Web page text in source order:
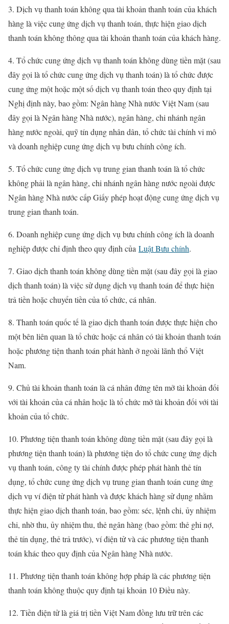
3. Dịch vụ thanh toán không qua tài khoản thanh toán của khách
hàng là việc cung ứng dịch vụ thanh toán, thực hiện giao dịch
thanh toán không thông qua tài khoản thanh toán của khách hàng.
4. Tổ chức cung ứng dịch vụ thanh toán không dùng tiền mặt (sau
đây gọi là tổ chức cung ứng dịch vụ thanh toán) là tổ chức được
cung ứng một hoặc một số dịch vụ thanh toán theo quy định tại
Nghị định này, bao gồm: Ngân hàng Nhà nước Việt Nam (sau
đây gọi là Ngân hàng Nhà nước), ngân hàng, chi nhánh ngân
hàng nước ngoài, quỹ tín dụng nhân dân, tổ chức tài chính vi mô
và doanh nghiệp cung ứng dịch vụ bưu chính công ích.
5. Tổ chức cung ứng dịch vụ trung gian thanh toán là tổ chức
không phải là ngân hàng, chi nhánh ngân hàng nước ngoài được
Ngân hàng Nhà nước cấp Giấy phép hoạt động cung ứng dịch vụ
trung gian thanh toán.
6. Doanh nghiệp cung ứng dịch vụ bưu chính công ích là doanh
nghiệp được chỉ định theo quy định của Luật Bưu chính.
7. Giao dịch thanh toán không dùng tiền mặt (sau đây gọi là giao
dịch thanh toán) là việc sử dụng dịch vụ thanh toán để thực hiện
trả tiền hoặc chuyển tiền của tổ chức, cá nhân.
8. Thanh toán quốc tế là giao dịch thanh toán được thực hiện cho
một bên liên quan là tổ chức hoặc cá nhân có tài khoản thanh toán
hoặc phương tiện thanh toán phát hành ở ngoài lãnh thổ Việt
Nam.
9. Chủ tài khoản thanh toán là cá nhân đứng tên mở tài khoản đối
với tài khoản của cá nhân hoặc là tổ chức mở tài khoản đối với tài
khoản của tổ chức.
10. Phương tiện thanh toán không dùng tiền mặt (sau đây gọi là
phương tiện thanh toán) là phương tiện do tổ chức cung ứng dịch
vụ thanh toán, công ty tài chính được phép phát hành thẻ tín
dụng, tổ chức cung ứng dịch vụ trung gian thanh toán cung ứng
dịch vụ ví điện tử phát hành và được khách hàng sử dụng nhằm
thực hiện giao dịch thanh toán, bao gồm: séc, lệnh chi, ủy nhiệm
chi, nhờ thu, ủy nhiệm thu, thẻ ngân hàng (bao gồm: thẻ ghi nợ,
thẻ tín dụng, thẻ trả trước), ví điện tử và các phương tiện thanh
toán khác theo quy định của Ngân hàng Nhà nước.
11. Phương tiện thanh toán không hợp pháp là các phương tiện
thanh toán không thuộc quy định tại khoản 10 Điều này.
12. Tiền điện tử là giá trị tiền Việt Nam đồng lưu trữ trên các